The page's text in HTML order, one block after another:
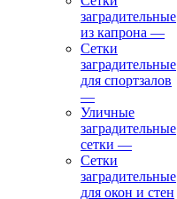
заградительные
из капрона —
Сетки
заградительные
для спортзалов
—
Уличные
заградительные
сетки —
Сетки
заградительные
для окон и стен